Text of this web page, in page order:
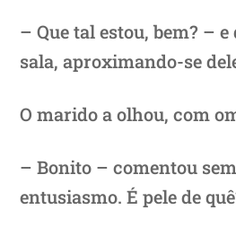
– Que tal estou, bem? –
sala, aproximando-se
O marido a olhou, com
– Bonito – comentou
entusiasmo. É pele de